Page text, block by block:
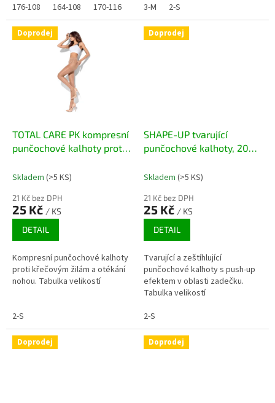
176-108
164-108 170-116 3-M 2-S
Doprodej
TOTAL CARE PK kompresní
punčochové kalhoty proti
Skladem (>5 KS)
21 Kč bez DPH
25 Kč / KS
DETAIL
Kompresní punčochové kalhoty
proti křečovým žilám a otékání
nohou. Tabulka velikostí
2-S
Doprodej
SHAPE-UP tvarující
punčochové kalhoty, 20
Skladem (>5 KS)
21 Kč bez DPH
25 Kč / KS
DETAIL
Tvarující a zeštíhlující
punčochové kalhoty s push-up
efektem v oblasti zadečku.
Tabulka velikostí
2-S
Doprodej Doprodej